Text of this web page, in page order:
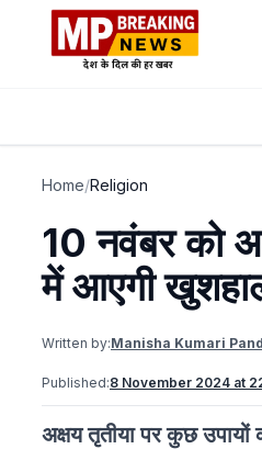
Home/Religion
10 नवंबर को
में आएगी
Written by:Manisha Kumari
Published:8 November 2024 at
अक्षय तृतीया पर कुछ